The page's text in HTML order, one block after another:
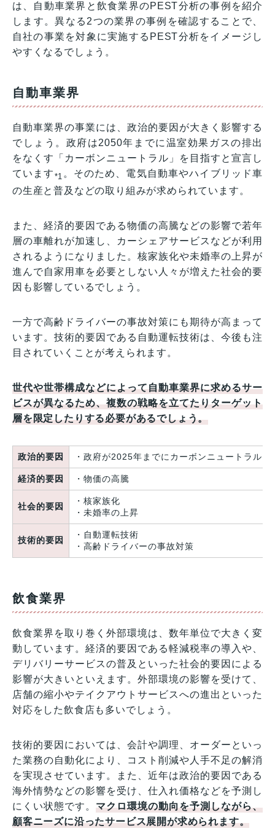
は、自動車業界と飲食業界のPEST分析の事例を紹介
します。異なる2つの業界の事例を確認することで、
自社の事業を対象に実施するPEST分析をイメージし
やすくなるでしょう。
自動車業界
自動車業界の事業には、政治的要因が大きく影響する
でしょう。政府は2050年までに温室効果ガスの排出
をなくす「カーボンニュートラル」を目指すと宣言し
ています *1 。そのため、電気自動車やハイブリッド車
の生産と普及などの取り組みが求められています。
また、経済的要因である物価の高騰などの影響で若年
層の車離れが加速し、カーシェアサービスなどが利用
されるようになりました。核家族化や未婚率の上昇が
進んで自家用車を必要としない人々が増えた社会的要
因も影響しているでしょう。
一方で高齢ドライバーの事故対策にも期待が高まって
います。技術的要因である自動運転技術は、今後も注
目されていくことが考えられます。
世代や世帯構成などによって自動車業界に求めるサー
ビスが異なるため、複数の戦略を立てたりターゲット
層を限定したりする必要があるでしょう。
政治的要因 ・政府が2025年までにカーボンニュートラルを
経済的要因 ・物価の高騰
社会的要因
・核家族化
・未婚率の上昇
技術的要因
・自動運転技術
・高齢ドライバーの事故対策
飲食業界
飲食業界を取り巻く外部環境は、数年単位で大きく変
動しています。経済的要因である軽減税率の導入や、
デリバリーサービスの普及といった社会的要因による
影響が大きいといえます。外部環境の影響を受けて、
店舗の縮小やテイクアウトサービスへの進出といった
対応をした飲食店も多いでしょう。
技術的要因においては、会計や調理、オーダーといっ
た業務の自動化により、コスト削減や人手不足の解消
を実現させています。また、近年は政治的要因である
海外情勢などの影響を受け、仕入れ価格などを予測し
にくい状態です。マクロ環境の動向を予測しながら、
顧客ニーズに沿ったサービス展開が求められます。